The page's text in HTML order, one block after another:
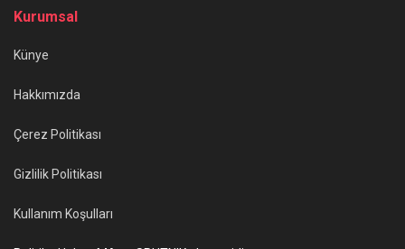
Kurumsal
Künye
Hakkımızda
Çerez Politikası
Gizlilik Politikası
Kullanım Koşulları